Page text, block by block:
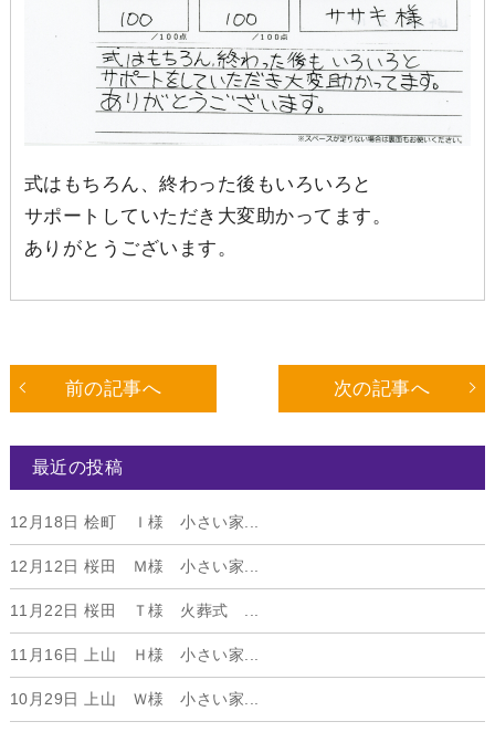
式はもちろん、終わった後もいろいろと
サポートしていただき大変助かってます。
ありがとうございます。
前の記事へ 次の記事へ
最近の投稿
12月18日 桧町 Ｉ様 小さい家...
12月12日 桜田 Ｍ様 小さい家...
11月22日 桜田 Ｔ様 火葬式 ...
11月16日 上山 Ｈ様 小さい家...
10月29日 上山 Ｗ様 小さい家...